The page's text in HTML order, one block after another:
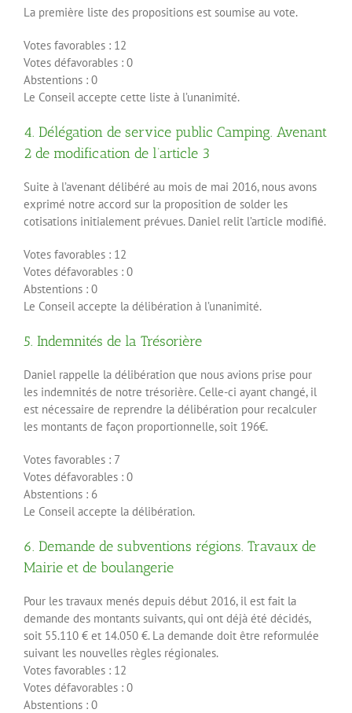
La première liste des propositions est soumise au vote.
Votes favorables : 12
Votes défavorables : 0
Abstentions : 0
Le Conseil accepte cette liste à l’unanimité.
4. Délégation de service public Camping. Avenant
2 de modification de l’article 3
Suite à l’avenant délibéré au mois de mai 2016, nous avons
exprimé notre accord sur la proposition de solder les
cotisations initialement prévues. Daniel relit l’article modifié.
Votes favorables : 12
Votes défavorables : 0
Abstentions : 0
Le Conseil accepte la délibération à l’unanimité.
5. Indemnités de la Trésorière
Daniel rappelle la délibération que nous avions prise pour
les indemnités de notre trésorière. Celle-ci ayant changé, il
est nécessaire de reprendre la délibération pour recalculer
les montants de façon proportionnelle, soit 196€.
Votes favorables : 7
Votes défavorables : 0
Abstentions : 6
Le Conseil accepte la délibération.
6. Demande de subventions régions. Travaux de
Mairie et de boulangerie
Pour les travaux menés depuis début 2016, il est fait la
demande des montants suivants, qui ont déjà été décidés,
soit 55.110 € et 14.050 €. La demande doit être reformulée
suivant les nouvelles règles régionales.
Votes favorables : 12
Votes défavorables : 0
Abstentions : 0